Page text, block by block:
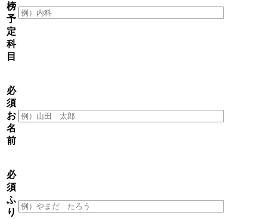
榜
予
定
科
目
必
須
お
名
前
必
須
ふ
り